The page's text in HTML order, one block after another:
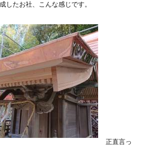
したお社、こんな感じです。
正直言っ